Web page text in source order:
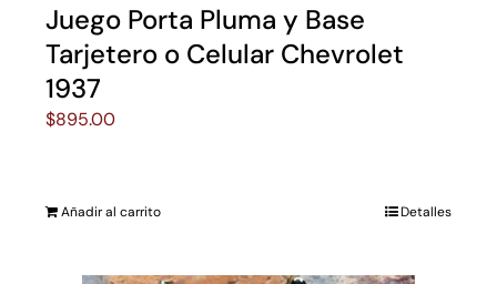
Juego Porta Pluma y Base
Tarjetero o Celular Chevrolet
1937
$895.00
Añadir al carrito Detalles